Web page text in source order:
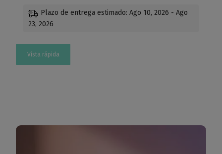
Plazo de entrega estimado: Ago 10, 2026 - Ago
23, 2026
Vista rápida